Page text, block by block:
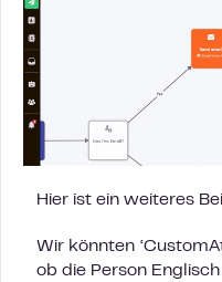
Hier ist ein weiteres
Wir könnten
ob die Person